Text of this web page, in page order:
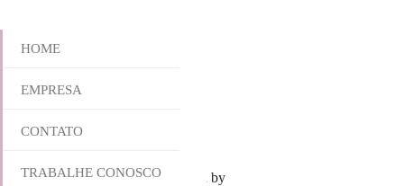
HOME
EMPRESA
CONTATO
TRABALHE CONOSCO
951-5863A
outubro 28, 2025 9:13 am Published by